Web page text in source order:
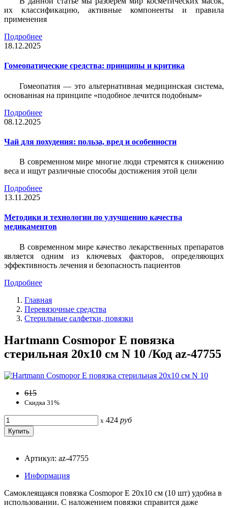
их классификацию, активные компоненты и правила
применения
Подробнее
18.12.2025
Гомеопатические средства: принципы и критика
Гомеопатия — это альтернативная медицинская система,
основанная на принципе «подобное лечится подобным»
Подробнее
08.12.2025
Чай для похудения: польза, вред и особенности
В современном мире многие люди стремятся к снижению
веса и ищут различные способы достижения этой цели
Подробнее
13.11.2025
Методики и технологии по улучшению качества
медикаментов
В современном мире качество лекарственных препаратов
является одним из ключевых факторов, определяющих
эффективность лечения и безопасность пациентов
Подробнее
Главная
Перевязочные средства
Стерильные салфетки, повязки
Hartmann Cosmopor E повязка
стерильная 20x10 см N 10 /Код az-47755
615
Скидка 31%
x 424 руб
Артикул: az-47755
Информация
Самоклеящаяся повязка Cosmopor E 20х10 см (10 шт) удобна в
использовании. С наложением повязки справится даже